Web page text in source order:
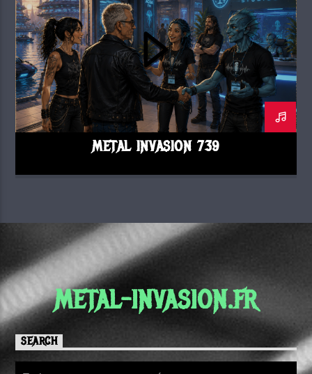
METAL INVASION 739
METAL-INVASION.FR
SEARCH